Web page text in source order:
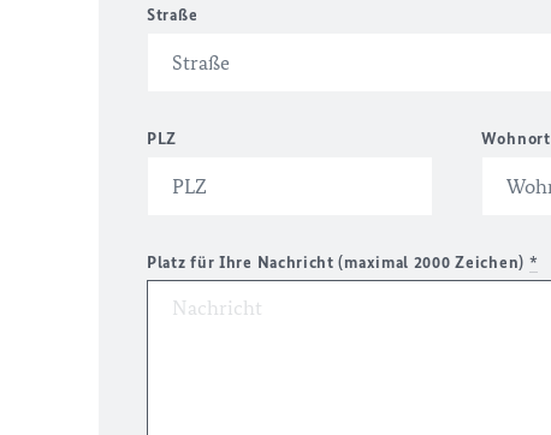
Straße
PLZ Wohnort
Platz für Ihre Nachricht (maximal 2000 Zeichen) *